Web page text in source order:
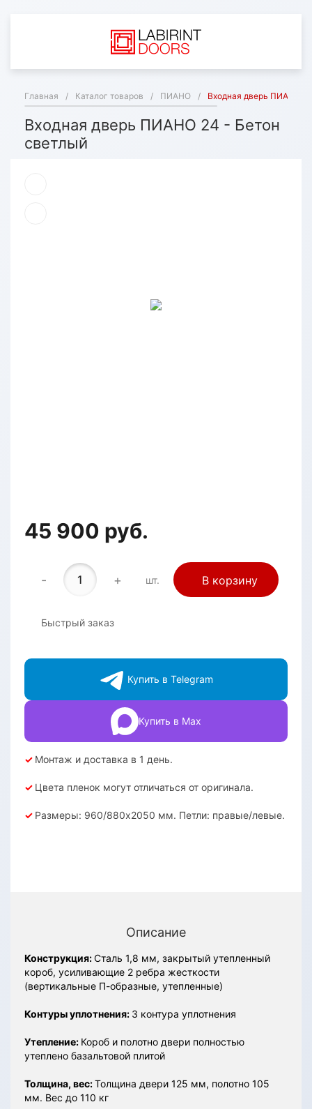
Главная / Каталог товаров / ПИАНО / Входная дверь ПИАНО
Входная дверь ПИАНО 24 - Бетон
светлый
45 900 руб.
- + шт. В корзину
Быстрый заказ
Купить в Telegram
Купить в Max
✓ Монтаж и доставка в 1 день.
✓ Цвета пленок могут отличаться от оригинала.
✓ Размеры: 960/880х2050 мм. Петли: правые/левые.
Описание
Конструкция:Сталь 1,8 мм, закрытый утепленный
короб, усиливающие 2 ребра жесткости
(вертикальные П-образные, утепленные)
Контуры уплотнения: 3 контура уплотнения
Утепление: Короб и полотно двери полностью
утеплено базальтовой плитой
Толщина, вес:Толщина двери 125 мм, полотно 105
мм. Вес до 110 кг